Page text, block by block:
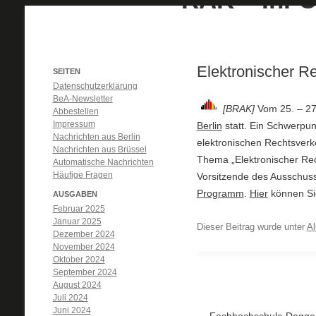
Elektronischer
[BRAK]Vom 25. –
Berlin statt. Ein
elektronischen
Thema „Elektronischer
Vorsitzende des
Programm
Hierkönnen
Dieser Beitrag wurde unter
SEITEN
Datenschutzerklärung
BeA-Newsletter
Abbestellen
Impressum
Nachrichten aus Berlin
Nachrichten aus Brüssel
Automatische Nachrichten
Häufige Fragen
AUSGABEN
Februar 2025
Januar 2025
Dezember 2024
November 2024
Oktober 2024
September 2024
August 2024
Juli 2024
Juni 2024